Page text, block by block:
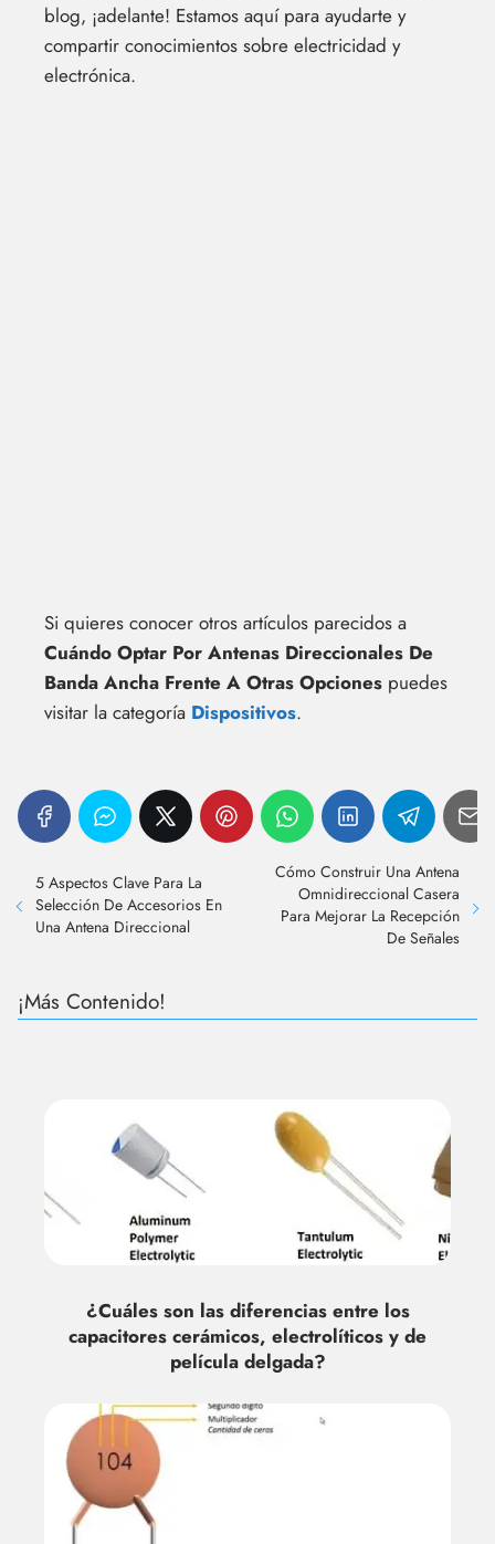
blog, ¡adelante! Estamos aquí para ayudarte y
compartir conocimientos sobre electricidad y
electrónica.
Si quieres conocer otros artículos parecidos a
Cuándo Optar Por Antenas Direccionales De
Banda Ancha Frente A Otras Opciones puedes
visitar la categoría Dispositivos.
5 Aspectos Clave Para La
Selección De Accesorios En
Una Antena Direccional
Cómo Construir Una Antena
Omnidireccional Casera
Para Mejorar La Recepción
De Señales
¡Más Contenido!
¿Cuáles son las diferencias entre los
capacitores cerámicos, electrolíticos y de
película delgada?